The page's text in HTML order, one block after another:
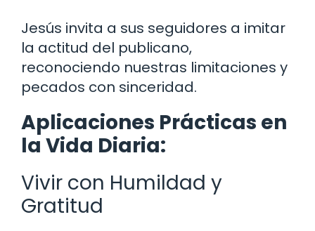
Jesús invita a sus seguidores a imitar
la actitud del publicano,
reconociendo nuestras limitaciones y
pecados con sinceridad.
Aplicaciones Prácticas en
la Vida Diaria:
Vivir con Humildad y
Gratitud